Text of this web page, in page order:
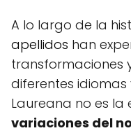
A lo largo de la
apellidos han
transformaciones
diferentes idiomas
Laureana no es la
variaciones del